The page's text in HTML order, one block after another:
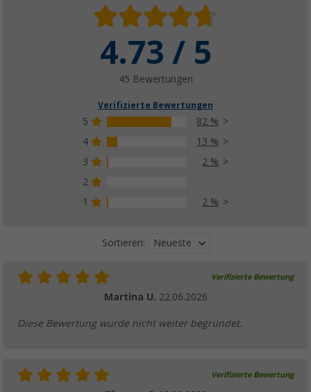
4.73 / 5
45 Bewertungen
Verifizierte Bewertungen
5
82 %
4
13 %
3
2 %
2
1
2 %
Sortieren: Neueste
Verifizierte Bewertung
Martina U. 22.06.2026
Diese Bewertung wurde nicht weiter begründet.
Verifizierte Bewertung